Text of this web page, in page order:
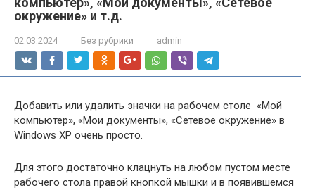
окружение» и т.д.
02.03.2024 Без рубрики admin
Добавить или удалить значки на рабочем столе «Мой
компьютер», «Мои документы», «Сетевое окружение» в
Windows XP очень просто.
Для этого достаточно клацнуть на любом пустом месте
рабочего стола правой кнопкой мышки и в появившемся